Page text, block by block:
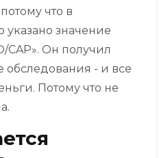
что в
значение
CAP». Он получил
обследования - и все
Потому что не